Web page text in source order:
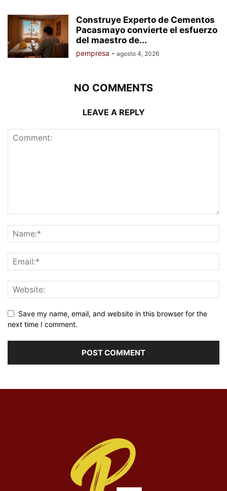
Construye Experto de Cementos
Pacasmayo convierte el esfuerzo
del maestro de...
pempresa - agosto 4, 2026
NO COMMENTS
LEAVE A REPLY
Save my name, email, and website in this browser for the
next time I comment.